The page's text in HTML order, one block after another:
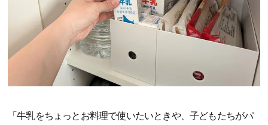
「牛乳をちょっとお料理で使いたいときや、子どもたちがパ